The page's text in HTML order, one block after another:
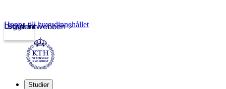
Studentwebben
Logga in
Hoppa till huvudinnehållet
Studier